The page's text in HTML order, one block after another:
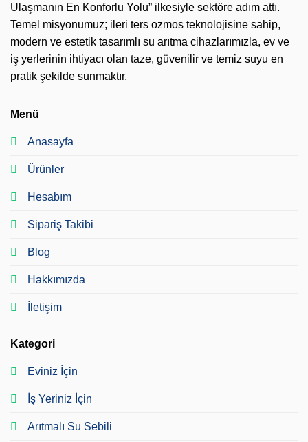
Ulaşmanın En Konforlu Yolu” ilkesiyle sektöre adım attı.
Temel misyonumuz; ileri ters ozmos teknolojisine sahip,
modern ve estetik tasarımlı su arıtma cihazlarımızla, ev ve
iş yerlerinin ihtiyacı olan taze, güvenilir ve temiz suyu en
pratik şekilde sunmaktır.
Menü
Anasayfa
Ürünler
Hesabım
Sipariş Takibi
Blog
Hakkımızda
İletişim
Kategori
Eviniz İçin
İş Yeriniz İçin
Arıtmalı Su Sebili